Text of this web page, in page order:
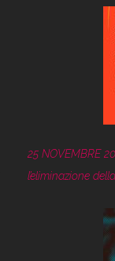
25 NOVEMBRE
l’eliminazione